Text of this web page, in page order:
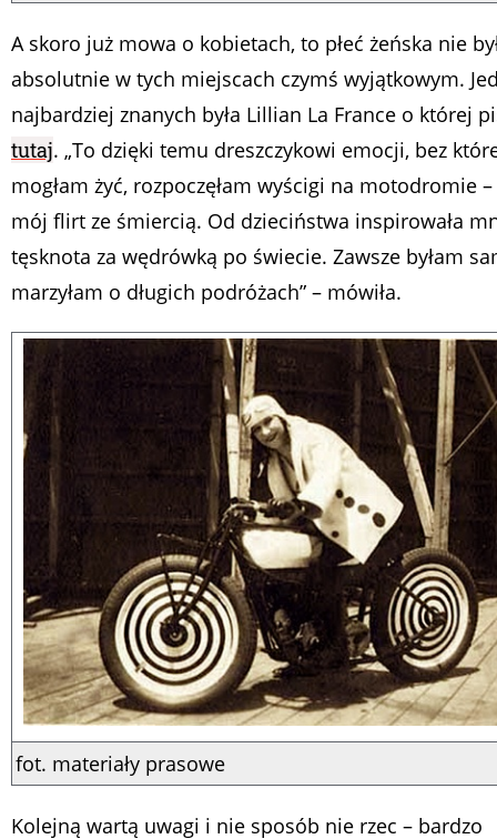
A skoro już mowa o kobietach, to płeć żeńska nie
absolutnie w tych miejscach czymś wyjątkowym.
najbardziej znanych była Lillian La France o której
tutaj. „To dzięki temu dreszczykowi emocji, bez
mogłam żyć, rozpoczęłam wyścigi na motodromie –
mój flirt ze śmiercią. Od dzieciństwa inspirowała
tęsknota za wędrówką po świecie. Zawsze byłam
marzyłam o długich podróżach” – mówiła.
fot. materiały prasowe
Kolejną wartą uwagi i nie sposób nie rzec – bardzo